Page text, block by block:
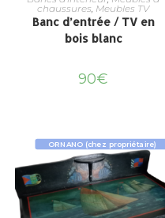
chaussures Meubles TV
Banc d’entrée / TV en
bois blanc
90€
ORNANO (chez propriétaire)